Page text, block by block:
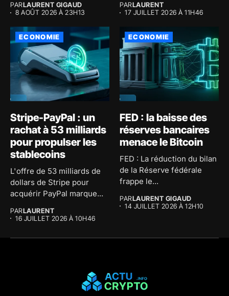
PARLAURENT GIGAUD
8 AOÛT 2026 À 23H13
PARLAURENT
17 JUILLET 2026 À 11H46
ECONOMIE
Stripe-PayPal : un
rachat à 53 milliards
pour propulser les
stablecoins
L'offre de 53 milliards de
dollars de Stripe pour
acquérir PayPal marque...
PARLAURENT
16 JUILLET 2026 À 10H46
ECONOMIE
FED : la baisse des
réserves bancaires
menace le Bitcoin
FED : La réduction du bilan
de la Réserve fédérale
frappe le...
PARLAURENT GIGAUD
14 JUILLET 2026 À 12H10